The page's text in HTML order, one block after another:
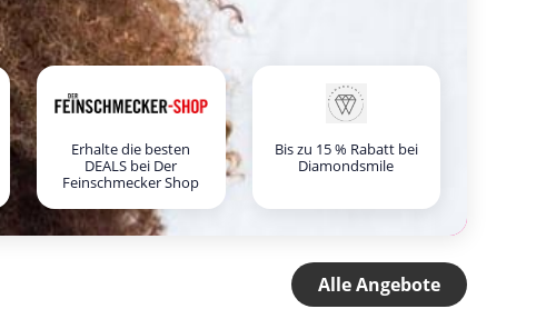
Erhalte die besten
DEALS bei Der
Feinschmecker Shop
Bis zu 15 % Rabatt bei
Diamondsmile
Alle Angebote